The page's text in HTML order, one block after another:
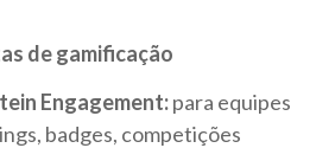
de gamificação
Engagement:para equipes
badges, competições